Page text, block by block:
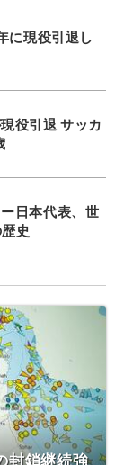
に現役引退し
役引退 サッカ
日本代表、世
史
封鎖継続強